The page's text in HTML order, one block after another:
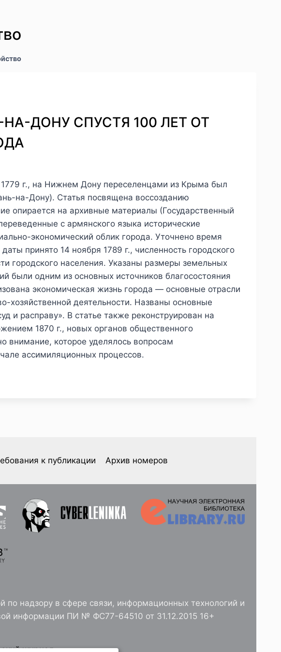
ДОНУ СПУСТЯ 100 ЛЕТ ОТ
г., на Нижнем Дону переселенцами из Крыма был
на-Дону). Статья посвящена воссозданию
опирается на архивные материалы (Государственный
с армянского языка исторические
экономический облик города. Уточнено время
принято 14 ноября 1789 г., численность городского
городского населения. Указаны размеры земельных
были одним из основных источников благосостояния
экономическая жизнь города — основные отрасли
хозяйственной деятельности. Названы основные
и расправу». В статье также реконструирован на
1870 г., новых органов общественного
внимание, которое уделялось вопросам
ассимиляционных процессов.
к публикации Архив номеров
по надзору в сфере связи, информационных технологий и
информации ПИ № ФС77-64510 от 31.12.2015 16+
журнал